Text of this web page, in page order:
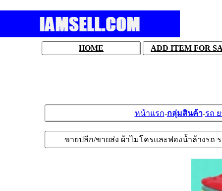
HOME ADD ITEM FOR
หน้าแรก-กลุ่มสินค้า-รถ
ขายปลีก/ขายส่ง ผ้าไมโครและฟองน้ำล้างรถ ร